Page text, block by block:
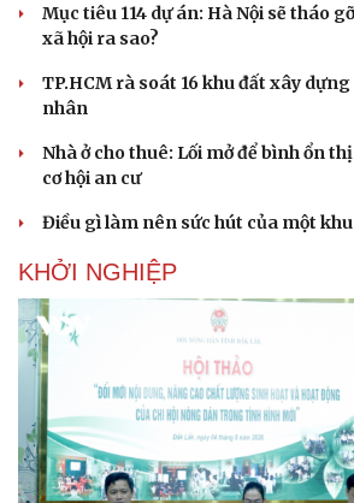
Mục tiêu 114 dự án: Hà Nội sẽ tháo
xã hội ra sao?
TP.HCM rà soát 16 khu đất xây
nhân
Nhà ở cho thuê: Lối mở để bình ổn
cơ hội an cư
Điều gì làm nên sức hút của một
KHỞI NGHIỆP